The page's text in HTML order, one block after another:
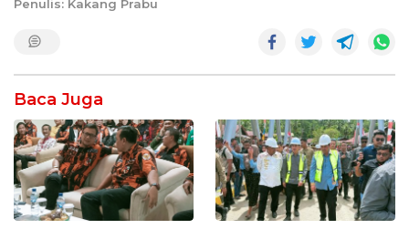
Penulis: Kakang Prabu
Baca Juga